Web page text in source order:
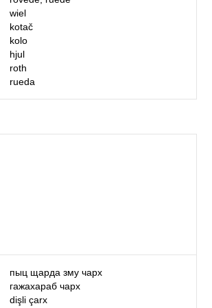
wiel
kotač
kolo
hjul
roth
rueda
пыц щарда зму чарх
гажахараб чарх
dişli çarx